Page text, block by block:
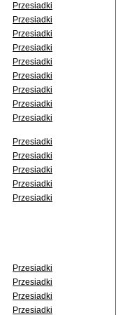
Przesiadki
Przesiadki
Przesiadki
Przesiadki
Przesiadki
Przesiadki
Przesiadki
Przesiadki
Przesiadki
Przesiadki
Przesiadki
Przesiadki
Przesiadki
Przesiadki
Przesiadki
Przesiadki
Przesiadki
Przesiadki